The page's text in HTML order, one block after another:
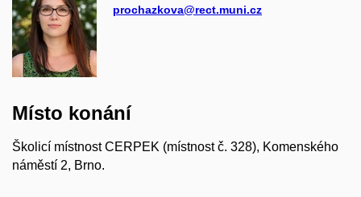
prochazkova@rect.muni.cz
Místo konání
Školicí místnost CERPEK (místnost č. 328), Komenského
náměstí 2, Brno.